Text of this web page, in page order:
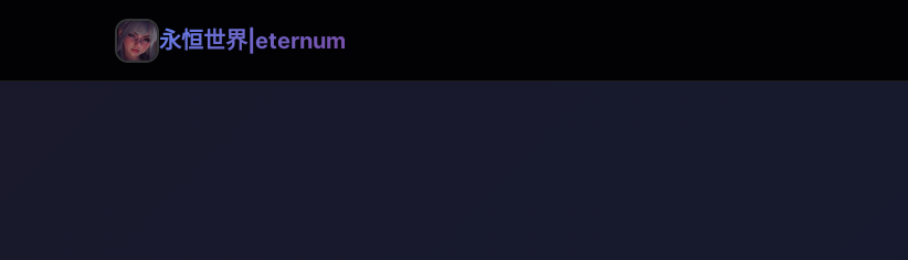
永恒世界|eternum